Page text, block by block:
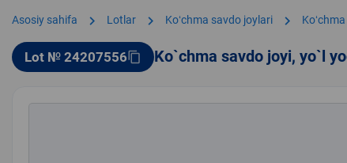
Asosiy sahifa chevron_right Lotlar chevron_right Koʻchma savdo joylari chevron_right
Lot № 24207556content_copy Ko`chma savdo joyi, yo`l